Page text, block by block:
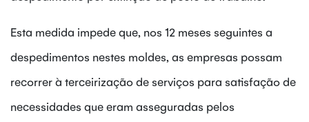
Esta medida impede que, nos 12 meses seguintes a
despedimentos nestes moldes, as empresas possam
recorrer à terceirização de serviços para satisfação de
necessidades que eram asseguradas pelos